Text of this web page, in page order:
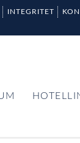
INTEGRITET